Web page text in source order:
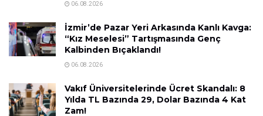
06.08.2026
İzmir’de Pazar Yeri Arkasında Kanlı Kavga:
“Kız Meselesi” Tartışmasında Genç
Kalbinden Bıçaklandı!
06.08.2026
Vakıf Üniversitelerinde Ücret Skandalı: 8
Yılda TL Bazında 29, Dolar Bazında 4 Kat
Zam!